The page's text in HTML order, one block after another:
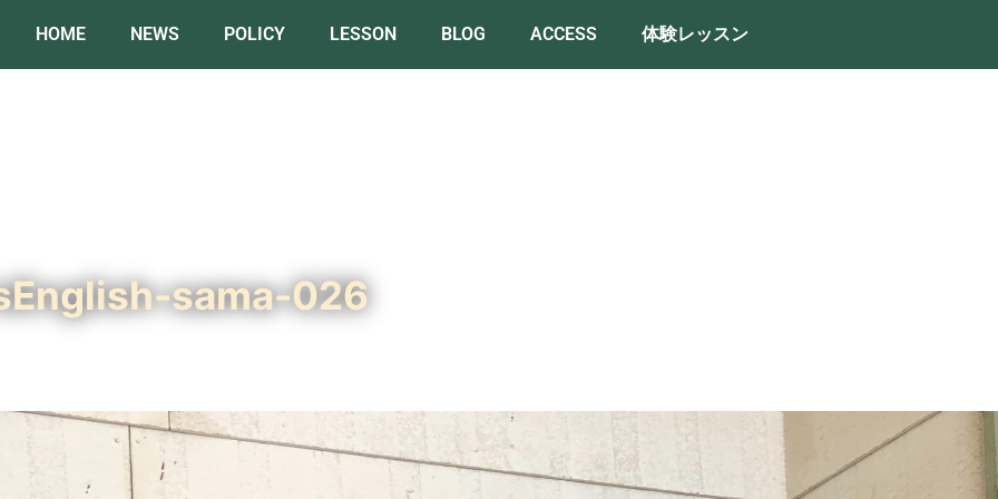
HOME NEWS POLICY LESSON BLOG ACCESS 体験レッスン
sama-026